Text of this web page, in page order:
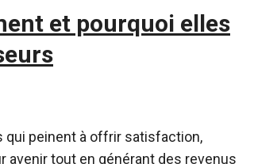
et pourquoi elles
qui peinent à offrir satisfaction,
tout en générant des revenus